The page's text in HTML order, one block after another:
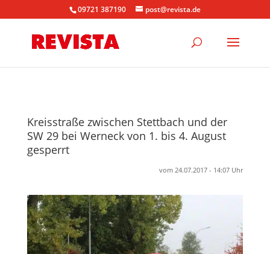
09721 387190 post@revista.de
Kreisstraße zwischen Stettbach und der
SW 29 bei Werneck von 1. bis 4. August
gesperrt
vom 24.07.2017 - 14:07 Uhr